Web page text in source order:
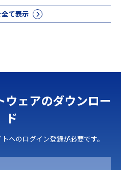
て表示
ウェアのダウンロー
ド
へのログイン登録が必要です。